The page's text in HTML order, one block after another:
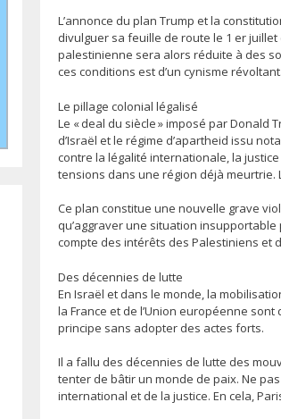
L’annonce du plan Trump et la
divulguer sa feuille de route le 1 er
palestinienne sera alors réduite à des
ces conditions est d’un cynisme révoltant.
Le pillage colonial légalisé
Le « deal du siècle » imposé par Donald
d’Israël et le régime d’apartheid issu
contre la légalité internationale, la
tensions dans une région déjà meurtrie.
Ce plan constitue une nouvelle grave
qu’aggraver une situation
compte des intérêts des Palestiniens et
Des décennies de lutte
En Israël et dans le monde, la
la France et de l’Union européenne
principe sans adopter des actes forts.
Il a fallu des décennies de lutte des
tenter de bâtir un monde de paix. Ne
international et de la justice. En cela,